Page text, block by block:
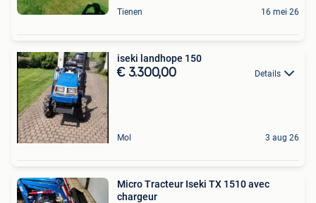
Tienen 16 mei 26
iseki landhope 150
€ 3.300,00 Details
Mol 3 aug 26
Micro Tracteur Iseki TX 1510 avec
chargeur